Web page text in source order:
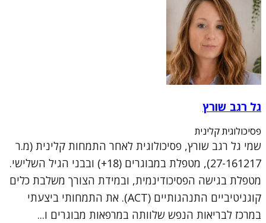
גל רגב שורץ
פסיכולוגית קלינית
שמי גל רגב שורץ, פסיכולוגית לאחר התמחות קלינית (מ.ר
27-161217), מטפלת במבוגרים (18+) ובבני הגיל השלישי.
מטפלת בגישה הפסיכודינמית, ובמידת הצורך משלבת כלים
קוגניטיביים התנהגותיים (ACT). את התמחותי ביצעתי
במרכז לבריאות הנפש שלוותה במרפאות מבוגרים ו...